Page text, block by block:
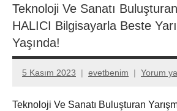
Teknoloji Ve Sanatı
HALICI Bilgisayarla Beste
Yaşında!
5 Kasım 2023 evetbenim Yorum
Teknoloji Ve Sanatı Buluşturan